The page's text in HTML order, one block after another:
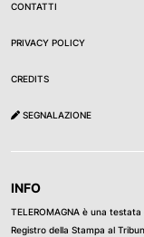
CONTATTI
PRIVACY POLICY
CREDITS
SEGNALAZIONE
INFO
TELEROMAGNA è una
Registro della Stampa al